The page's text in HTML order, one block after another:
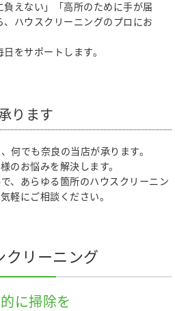
えない」「高所のために手が届
ハウスクリーニングのプロにお
をサポートします。
ります
何でも奈良の当店が承ります。
のお悩みを解決します。
、あらゆる箇所のハウスクリーニン
軽にご相談ください。
クリーニング
に掃除を